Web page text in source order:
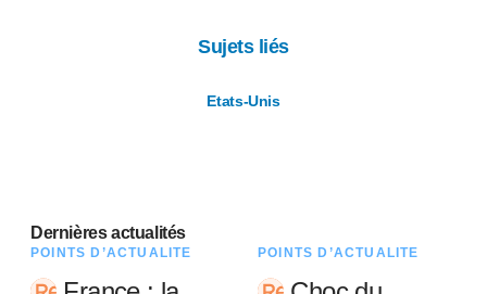
Sujets liés
Etats-Unis
Dernières actualités
POINTS D’ACTUALITÉ POINTS D’ACTUALITÉ